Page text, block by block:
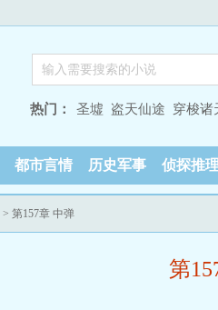
热门： 圣墟 盗天仙途 穿梭诸
都市言情 历史军事 侦探推理
> 第157章 中弹
第